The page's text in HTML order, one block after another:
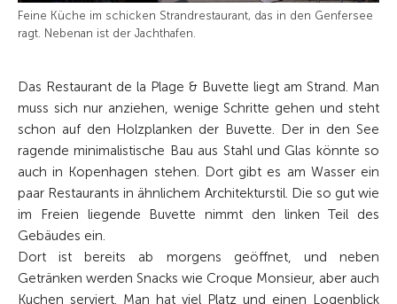
Feine Küche im schicken Strandrestaurant, das in den Genfersee
ragt. Nebenan ist der Jachthafen.
Das Restaurant de la Plage & Buvette liegt am Strand. Man
muss sich nur anziehen, wenige Schritte gehen und steht
schon auf den Holzplanken der Buvette. Der in den See
ragende minimalistische Bau aus Stahl und Glas könnte so
auch in Kopenhagen stehen. Dort gibt es am Wasser ein
paar Restaurants in ähnlichem Architekturstil. Die so gut wie
im Freien liegende Buvette nimmt den linken Teil des
Gebäudes ein.
Dort ist bereits ab morgens geöffnet, und neben
Getränken werden Snacks wie Croque Monsieur, aber auch
Kuchen ­serviert. Man hat viel Platz und einen Logenblick